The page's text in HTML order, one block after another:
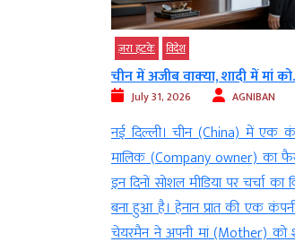
ज़रा हटके विदेश
100 साल पुराने घर में मिला
तहखाना,...
लंदन। ब्रिटेन (Britain) में रहने
दंपती को अपने करीब 100 साल पुराने
घर (ancestral home) की
दौरान ऐसा राज मिला, जिसकी